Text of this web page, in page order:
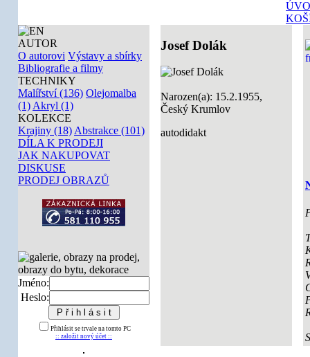
AUTOR
O autorovi Výstavy a sbírky
Bibliografie a filmy
TECHNIKY
Malířství (136) Olejomalba
(1) Akryl (1)
KOLEKCE
Krajiny (18) Abstrakce (101)
DÍLA K PRODEJI
JAK NAKUPOVAT
DISKUSE
PRODEJ OBRAZŮ
Jméno:
Heslo:
Přihlásit se trvale na tomto PC
:: založit nový účet ::
Josef Dolák
Narozen(a): 15.2.1955,
Český Krumlov
autodidakt